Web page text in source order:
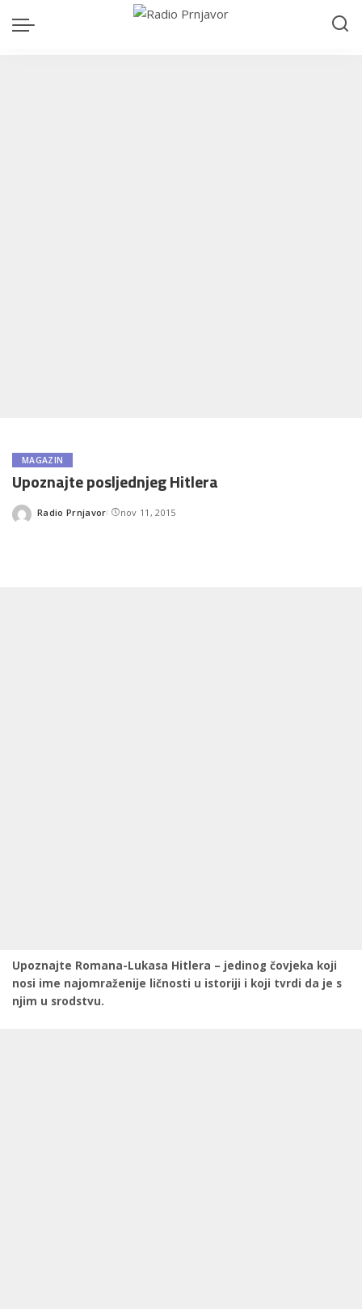
MAGAZIN
Upoznajte posljednjeg Hitlera
Posted
Radio Prnjavor nov 11, 2015
Upoznajte Romana-Lukasa Hitlera – jedinog čovjeka koji
nosi ime najomraženije ličnosti u istoriji i koji tvrdi da je s
njim u srodstvu.